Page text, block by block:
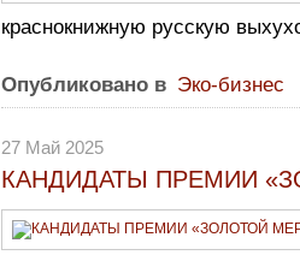
краснокнижную русскую
Опубликовано в Эко-бизнес
27 Май 2025
КАНДИДАТЫ ПРЕМИИ